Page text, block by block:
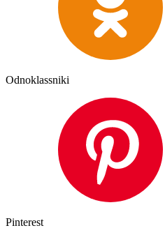
Odnoklassniki
Pinterest